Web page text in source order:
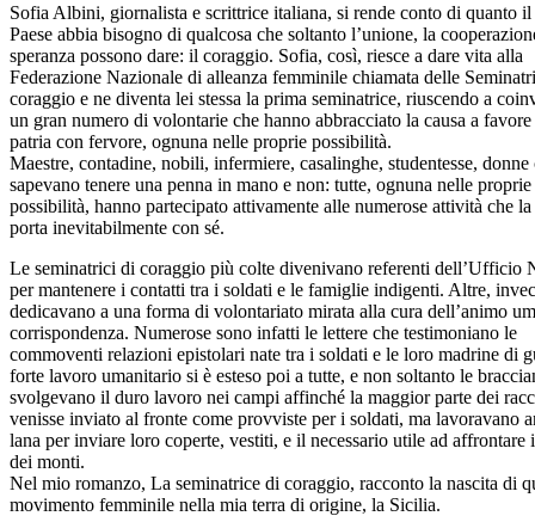
Sofia Albini, giornalista e scrittrice italiana, si rende conto di quanto il
Paese abbia bisogno di qualcosa che soltanto l’unione, la
speranza possono dare: il coraggio. Sofia, così, riesce a dare vita alla
Federazione Nazionale di alleanza femminile chiamata delle
coraggio e ne diventa lei stessa la prima seminatrice, riuscendo a
un gran numero di volontarie che hanno abbracciato la causa a
patria con fervore, ognuna nelle proprie possibilità.
Maestre, contadine, nobili, infermiere, casalinghe, studentesse, donne
sapevano tenere una penna in mano e non: tutte, ognuna nelle proprie
possibilità, hanno partecipato attivamente alle numerose attività che
porta inevitabilmente con sé.
Le seminatrici di coraggio più colte divenivano referenti dell’Ufficio
per mantenere i contatti tra i soldati e le famiglie indigenti. Altre,
dedicavano a una forma di volontariato mirata alla cura dell’animo
corrispondenza. Numerose sono infatti le lettere che testimoniano le
commoventi relazioni epistolari nate tra i soldati e le loro madrine di
forte lavoro umanitario si è esteso poi a tutte, e non soltanto le
svolgevano il duro lavoro nei campi affinché la maggior parte dei
venisse inviato al fronte come provviste per i soldati, ma lavoravano
lana per inviare loro coperte, vestiti, e il necessario utile ad affrontare
dei monti.
Nel mio romanzo, La seminatrice di coraggio, racconto la nascita di
movimento femminile nella mia terra di origine, la Sicilia.